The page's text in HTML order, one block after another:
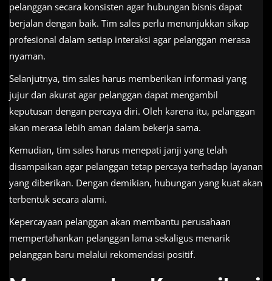
pelanggan secara konsisten agar hubungan bisnis dapat
berjalan dengan baik. Tim sales perlu menunjukkan sikap
profesional dalam setiap interaksi agar pelanggan merasa
nyaman.
Selanjutnya, tim sales harus memberikan informasi yang
jujur dan akurat agar pelanggan dapat mengambil
keputusan dengan percaya diri. Oleh karena itu, pelanggan
akan merasa lebih aman dalam bekerja sama.
Kemudian, tim sales harus menepati janji yang telah
disampaikan agar pelanggan tetap percaya terhadap layanan
yang diberikan. Dengan demikian, hubungan yang kuat akan
terbentuk secara alami.
Kepercayaan pelanggan akan membantu perusahaan
mempertahankan pelanggan lama sekaligus menarik
pelanggan baru melalui rekomendasi positif.